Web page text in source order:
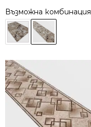
Възможна комбинация